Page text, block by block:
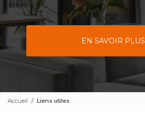
EN SAVOIR PLUS
Accueil Liens utiles